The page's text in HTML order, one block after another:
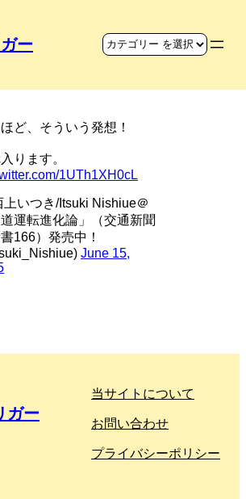
ー
ど、そういう発想！
ります。
1UTh1XH0cL
いつき/Itsuki Nishiue＠
道運転進化論」（交通新聞
166）発売中！
June 15,
ガー
当サイトについて
お問い合わせ
プライバシーポリシー